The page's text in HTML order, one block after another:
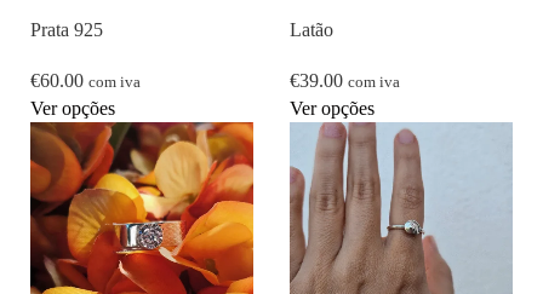
Prata 925
€60.00 com iva
Ver opções
Latão
€39.00 com iva
Ver opções